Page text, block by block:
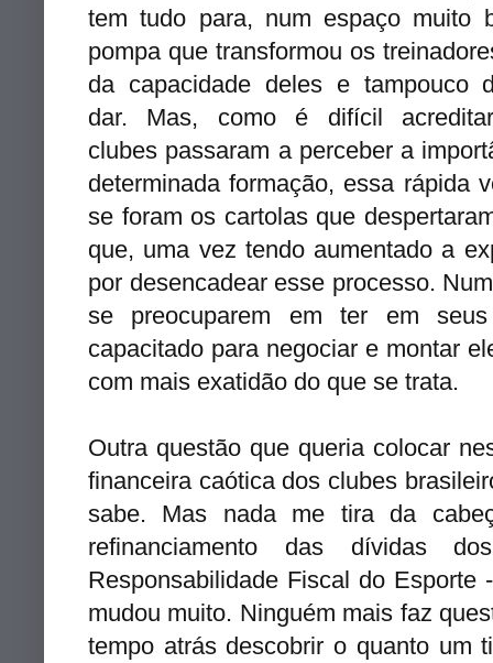
tem tudo para, num espaço muito
pompa que transformou os
da capacidade deles e tampouco
dar. Mas, como é difícil
clubes passaram a perceber a
determinada formação, essa rápida
se foram os cartolas que
que, uma vez tendo aumentado a
por desencadear esse processo.
se preocuparem em ter em seus
capacitado para negociar e montar
com mais exatidão do que se trata.
Outra questão que queria colocar
financeira caótica dos clubes
sabe. Mas nada me tira da
refinanciamento das dívidas
Responsabilidade Fiscal do
mudou muito. Ninguém mais faz
tempo atrás descobrir o quanto um